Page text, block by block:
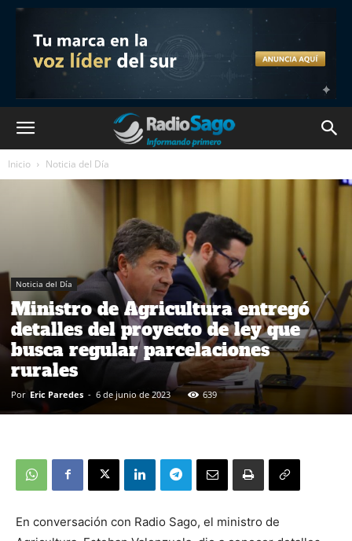
Inicio Noticia del Día
Noticia del Día
Ministro de Agricultura entregó
detalles del proyecto de ley que
busca regular parcelaciones
rurales
Por Eric Paredes - 6 de junio de 2023 639
En conversación con Radio Sago, el ministro de